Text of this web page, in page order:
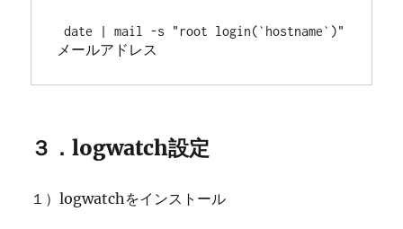
date | mail -s "root login(`hostname`)"
メールアドレス
３．logwatch設定
１）logwatchをインストール